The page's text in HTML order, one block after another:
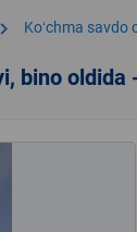
chevron_right Koʻchma savdo
bino oldida